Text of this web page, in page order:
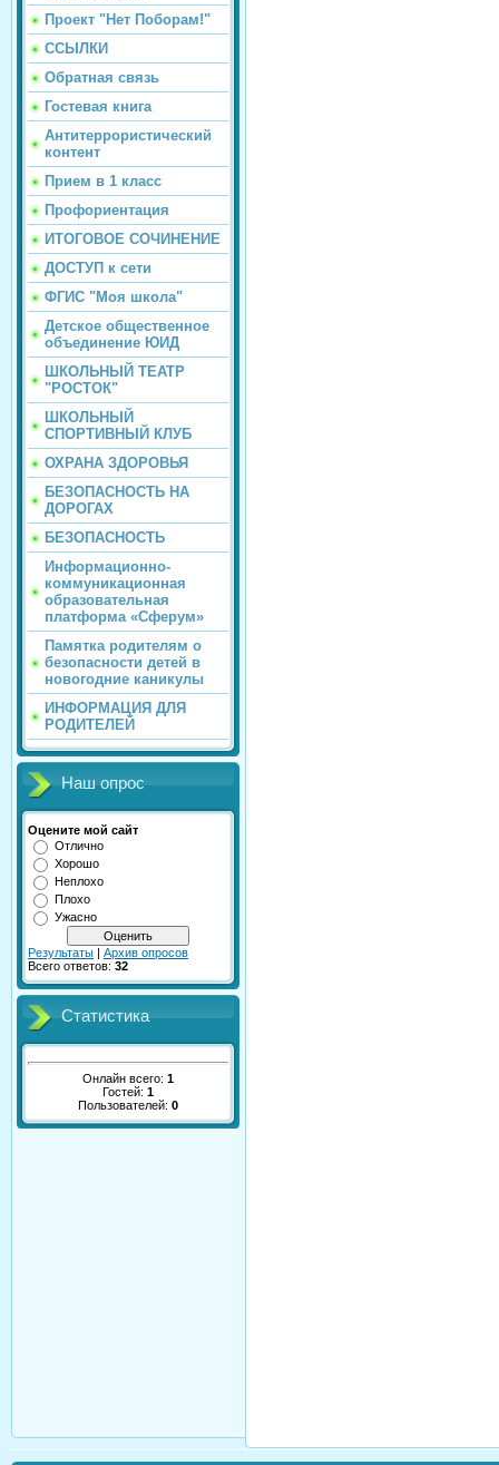
Проект "Нет Поборам!"
ССЫЛКИ
Обратная связь
Гостевая книга
Антитеррористический
контент
Прием в 1 класс
Профориентация
ИТОГОВОЕ СОЧИНЕНИЕ
ДОСТУП к сети
ФГИС "Моя школа"
Детское общественное
объединение ЮИД
ШКОЛЬНЫЙ ТЕАТР
"РОСТОК"
ШКОЛЬНЫЙ
СПОРТИВНЫЙ КЛУБ
ОХРАНА ЗДОРОВЬЯ
БЕЗОПАСНОСТЬ НА
ДОРОГАХ
БЕЗОПАСНОСТЬ
Информационно-
коммуникационная
образовательная
платформа «Сферум»
Памятка родителям о
безопасности детей в
новогодние каникулы
ИНФОРМАЦИЯ ДЛЯ
РОДИТЕЛЕЙ
Наш опрос
Оцените мой сайт
Отлично
Хорошо
Неплохо
Плохо
Ужасно
Результаты | Архив опросов
Всего ответов: 32
Статистика
Онлайн всего: 1
Гостей: 1
Пользователей: 0